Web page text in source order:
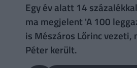
Egy év alatt 14
ma megjelent 'A 100
is Mészáros Lőrinc
Péter került.